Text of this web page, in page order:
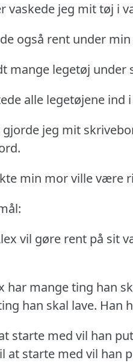
vaskede jeg mit tøj i
også rent under min
mange legetøj under
alle legetøjene ind
gjorde jeg mit
min mor ville være
vil gøre rent på sit
har mange ting han
han skal lave. Han
starte med vil han
at starte med vil han